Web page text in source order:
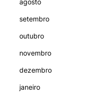
agosto
setembro
outubro
novembro
dezembro
janeiro